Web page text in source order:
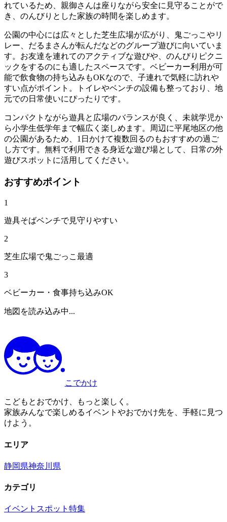
れているため、親御さんは座りながら安全に見守ることがで
き、のんびりとした家族の時間を楽しめます。
公園の中心には広々とした芝生広場が広がり、鬼ごっこやリ
レー、だるまさんが転んだなどのグループ遊びに向いていま
す。お友達を連れてのアクティブな遊びや、のんびりピクニ
ックをするのにも適したスペースです。ベビーカー利用が可
能で飲食物の持ち込みもOKなので、子連れで気軽に訪れや
すい点がポイント。トイレやベンチの設備も整っており、地
元での日常使いにぴったりです。
コンパクトながら遊具と広場のバランスが良く、未就学児か
ら小学生低学年まで幅広く楽しめます。周辺に平尾地区の他
の公園があるため、1日かけて複数回るのもおすすめの過ご
し方です。無料で利用できる身近な遊び場として、日常の外
遊びスポットに活用してください。
おすすめポイント
1
遊具そばベンチで見守りやすい
2
芝生広場で鬼ごっこ最適
3
ベビーカー・食事持ち込みOK
地図を読み込み中...
こでかけ
こどもとおでかけ、もっと楽しく。
家族みんなで楽しめるイベントやおでかけ先を、手軽に見つ
けよう。
エリア
静岡県神奈川県
カテゴリ
イベント スポット 特集